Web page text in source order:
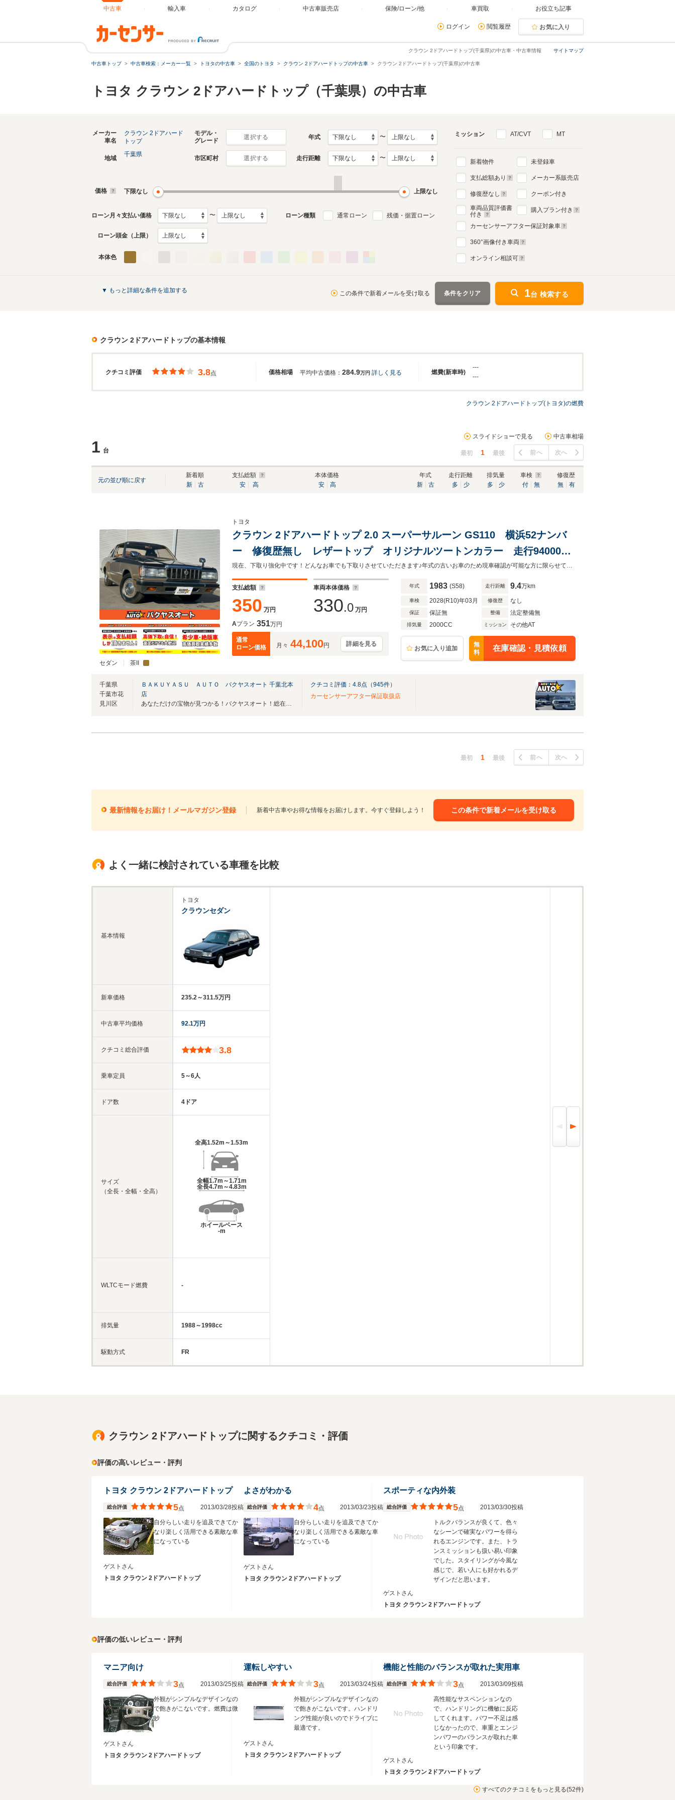
中古車 輸入車 カタログ 中古車販売店 保険/ローン/他 車買取 お役立ち記事
ログイン 閲覧履歴 お気に入り
サイトマップ
クラウン 2ドアハードトップ(千葉県)の中古車・中古車情報
中古車トップ 中古車検索：メーカー一覧 トヨタの中古車 全国のトヨタ クラウン 2ドアハードトップの中古車 クラウン 2ドアハードトップ(千葉県)の中古車
トヨタ クラウン 2ドアハードトップ（千葉県）の中古車
メーカー
車名
クラウン 2ドアハード
トップ
モデル・
グレード
選択する 年式 〜
地域
千葉県
市区町村 選択する 走行距離 〜
価格 下限なし 上限なし
ローン月々支払い価格 〜 ローン種類 通常ローン 残価・据置ローン
ローン頭金（上限）
本体色
ミッション AT/CVT MT
新着物件
支払総額あり
修復歴なし
車両品質評価書
付き
未登録車
メーカー系販売店
クーポン付き
購入プラン付き
カーセンサーアフター保証対象車
360°画像付き車両
オンライン相談可
▼ もっと詳細な条件を追加する この条件で新着メールを受け取る 条件をクリア 1台 検索する
クラウン 2ドアハードトップの基本情報
クチコミ評価 価格相場 燃費(新車時)
3.8点 平均中古価格： 284.9万円 詳しく見る
---
---
クラウン 2ドアハードトップ(トヨタ)の燃費
1 台
スライドショーで見る 中古車相場
最初 1 最後 前へ 次へ
元の並び順に戻す
新着順
新
古
支払総額
安
高
本体価格
安
高
年式
新
古
走行距離
多
少
排気量
多
少
車検
付
無
修復歴
無
有
セダン 茶II
トヨタ
クラウン 2ドアハードトップ 2.0 スーパーサルーン GS110 横浜52ナンバ
ー 修復歴無し レザートップ オリジナルツートンカラー 走行94000キ
ロ G型エンジン
現在、下取り強化中です！どんなお車でも下取りさせていただきます♪年式の古いお車のため現車確認が可能な方に限らせていただきます。必ずご予約の上ご来店お願いいたします。
支払総額
350 万円
車両本体価格
330.0 万円
Aプラン 351万円
通常
ローン価格
月々 44,100円 詳細を見る
年式 1983 (S58) 走行距離 9.4万km
車検 2028(R10)年03月 修復歴 なし
保証 保証無 整備 法定整備無
排気量 2000CC ミッション その他AT
お気に入り追加
無
料
在庫確認・見積依頼
千葉県
千葉市花
見川区
ＢＡＫＵＹＡＳＵ ＡＵＴＯ バクヤスオート 千葉北本
店
あなただけの宝物が見つかる！バクヤスオート！総在庫500台以上！希少車・絶版車も！
クチコミ評価： 4.8点（945件）
カーセンサーアフター保証取扱店
最初 1 最後 前へ 次へ
最新情報をお届け！メールマガジン登録 新着中古車やお得な情報をお届けします。今すぐ登録しよう！ この条件で新着メールを受け取る
よく一緒に検討されている車種を比較
基本情報
新車価格
中古車平均価格
クチコミ総合評価
乗車定員
ドア数
サイズ
（全長・全幅・全高）
WLTCモード燃費
排気量
駆動方式
トヨタ
クラウンセダン
235.2～311.5万円
92.1万円
3.8
5～6人
4ドア
全高1.52m～1.53m
全幅1.7m～1.71m
全長4.7m～4.83m
ホイールベース
-m
-
1988～1998cc
FR
クラウン 2ドアハードトップに関するクチコミ・評価
評価の高いレビュー・評判
トヨタ クラウン 2ドアハードトップ
総合評価 5点 2013/03/28投稿
自分らしい走りを追及できてか
なり楽しく活用できる素敵な車
になっている
ゲストさん
トヨタ クラウン 2ドアハードトップ
よさがわかる
総合評価 4点 2013/03/23投稿
自分らしい走りを追及できてか
なり楽しく活用できる素敵な車
になっている
ゲストさん
トヨタ クラウン 2ドアハードトップ
スポーティな内外装
総合評価 5点 2013/03/30投稿
トルクバランスが良くて、色々
なシーンで確実なパワーを得ら
れるエンジンです。また、トラ
ンスミッションも扱い易い印象
でした。スタイリングが今風な
感じで、若い人にも好かれるデ
ザインだと思います。
ゲストさん
トヨタ クラウン 2ドアハードトップ
評価の低いレビュー・評判
マニア向け
総合評価 3点 2013/03/25投稿
外観がシンプルなデザインなの
で飽きがこないです。燃費は微
妙
ゲストさん
トヨタ クラウン 2ドアハードトップ
運転しやすい
総合評価 3点 2013/03/24投稿
外観がシンプルなデザインなの
で飽きがこないです。ハンドリ
ング性能が良いのでドライブに
最適です。
ゲストさん
トヨタ クラウン 2ドアハードトップ
機能と性能のバランスが取れた実用車
総合評価 3点 2013/03/09投稿
高性能なサスペンションなの
で、ハンドリングに機敏に反応
してくれます。パワー不足は感
じなかったので、車重とエンジ
ンパワーのバランスが取れた車
という印象です。
ゲストさん
トヨタ クラウン 2ドアハードトップ
すべてのクチコミをもっと見る(52件)